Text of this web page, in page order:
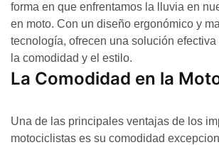
forma en que enfrentamos la lluvia en
en moto. Con un diseño ergonómico y
tecnología, ofrecen una solución
la comodidad y el estilo.
La Comodidad en la
Una de las principales ventajas de los
motociclistas es su comodidad